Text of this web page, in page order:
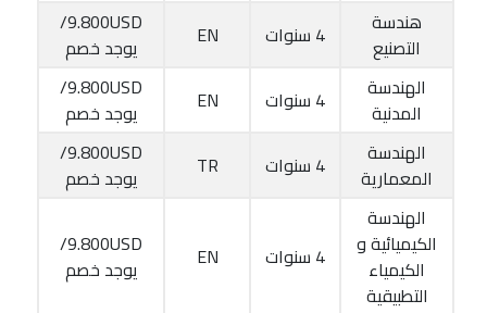
هندسة
التصنيع
4 سنوات EN
9.800USD/
يوجد خصم
الهندسة
المدنية
4 سنوات EN
9.800USD/
يوجد خصم
الهندسة
المعمارية
4 سنوات TR
9.800USD/
يوجد خصم
الهندسة
الكيميائية و
الكيمياء
التطبيقية
4 سنوات EN
9.800USD/
يوجد خصم